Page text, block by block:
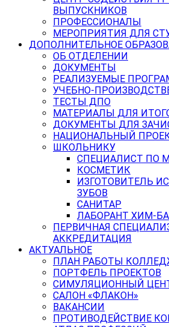
ВЫПУСКНИКОВ
ПРОФЕССИОНАЛЫ
МЕРОПРИЯТИЯ ДЛЯ
ДОПОЛНИТЕЛЬНОЕ
ОБ ОТДЕЛЕНИИ
ДОКУМЕНТЫ
РЕАЛИЗУЕМЫЕ
УЧЕБНО-
ТЕСТЫ ДПО
МАТЕРИАЛЫ ДЛЯ
ДОКУМЕНТЫ ДЛЯ
НАЦИОНАЛЬНЫЙ
ШКОЛЬНИКУ
СПЕЦИАЛИСТ ПО
КОСМЕТИК
ИЗГОТОВИТЕЛЬ
ЗУБОВ
САНИТАР
ЛАБОРАНТ ХИМ-
ПЕРВИЧНАЯ
АККРЕДИТАЦИЯ
АКТУАЛЬНОЕ
ПЛАН РАБОТЫ
ПОРТФЕЛЬ ПРОЕКТОВ
СИМУЛЯЦИОННЫЙ
САЛОН «ФЛАКОН»
ВАКАНСИИ
ПРОТИВОДЕЙСТВИЕ